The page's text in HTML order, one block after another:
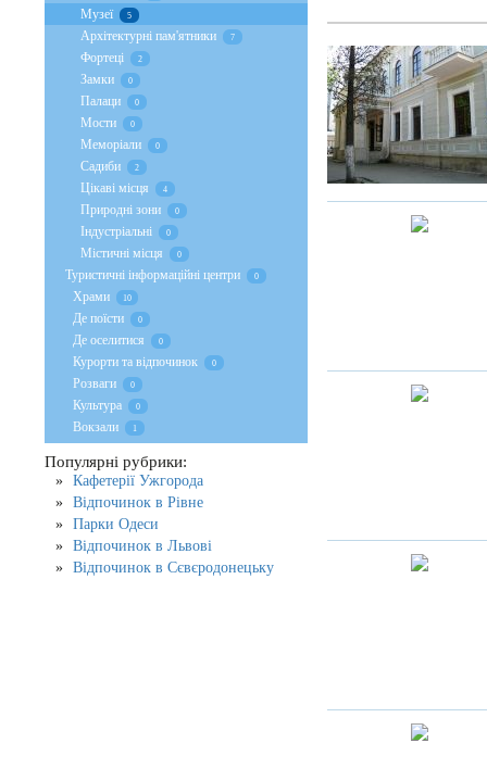
Музеї 5
Архітектурні пам'ятники 7
Фортеці 2
Замки 0
Палаци 0
Мости 0
Меморіали 0
Садиби 2
Цікаві місця 4
Природні зони 0
Індустріальні 0
Містичні місця 0
Туристичні інформаційні центри 0
Храми 10
Де поїсти 0
Де оселитися 0
Курорти та відпочинок 0
Розваги 0
Культура 0
Вокзали 1
Популярні рубрики:
Кафетерії Ужгорода
Відпочинок в Рівне
Парки Одеси
Відпочинок в Львові
Відпочинок в Сєвєродонецьку